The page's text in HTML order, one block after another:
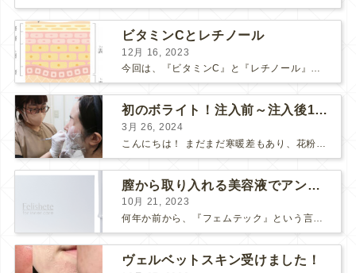
ビタミンCとレチノール
12月 16, 2023
今回は、『ビタミンC』と『レチノール』についてお話しします。 “美肌成分”の代表的な存在である「ビタミンC」と「レチノール」 美容意識の高い皆さまなら耳にしたことがあると思います。 それ...
初のボライト！注入前～注入後1週間の感想
3月 26, 2024
膣から取り入れる美容液でアンチエイジング
10月 21, 2023
何年か前から、『フェムテック』という言葉をよく耳にするようになりました。 フェムテックは、月経や出産、不妊、更年期など女性特有の健康課題をサポートするツールとして注目されていますね。 フェ...
ヴェルベットスキン受けました！